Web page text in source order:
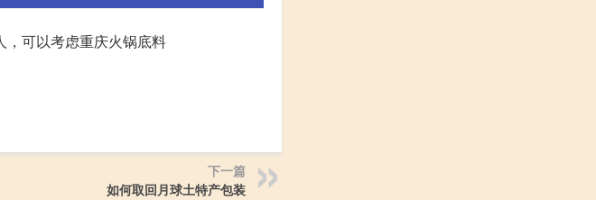
，可以考虑重庆火锅底料
下一篇
如何取回月球土特产包装